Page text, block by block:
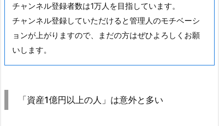
チャンネル登録者数は1万人を目指しています。
チャンネル登録していただけると管理人のモチベーシ
ョンが上がりますので、まだの方はぜひよろしくお願
いします。
「資産1億円以上の人」は意外と多い